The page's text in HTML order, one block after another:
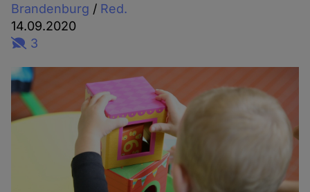
Brandenburg / Red.
14.09.2020
3